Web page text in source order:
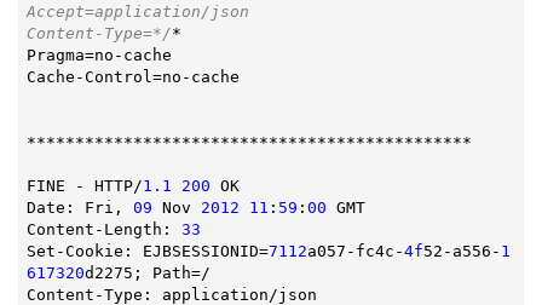
Accept=application/json
Content-Type=*/*
Pragma=no-cache
Cache-Control=no-cache
**********************************************
FINE - HTTP/1.1 200 OK
Date: Fri, 09 Nov 2012 11 : 59 : 00 GMT
Content-Length: 33
Set-Cookie: EJBSESSIONID=7112a057-fc4c-4f52-a556- 1
617320d2275; Path=/
Content-Type: application/json